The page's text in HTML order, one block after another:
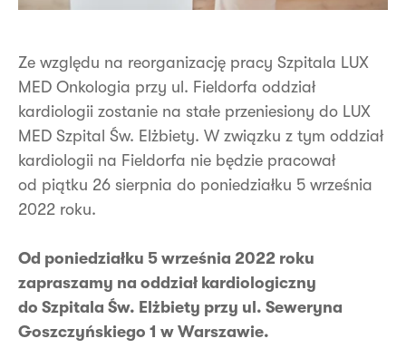
Ze względu na reorganizację pracy Szpitala LUX
MED Onkologia przy ul. Fieldorfa oddział
kardiologii zostanie na stałe przeniesiony do LUX
MED Szpital Św. Elżbiety. W związku z tym oddział
kardiologii na Fieldorfa nie będzie pracował
od piątku 26 sierpnia do poniedziałku 5 września
2022 roku.
Od poniedziałku 5 września 2022 roku
zapraszamy na oddział kardiologiczny
do Szpitala Św. Elżbiety przy ul. Seweryna
Goszczyńskiego 1 w Warszawie.